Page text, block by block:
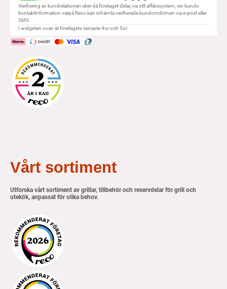
Vårt sortiment
Utforska vårt sortiment av grillar, tillbehör och reservdelar för grill och
utekök, anpassat för olika behov.